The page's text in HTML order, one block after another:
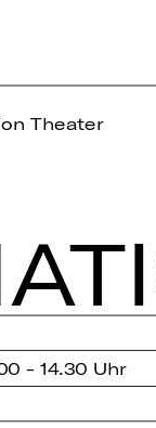
Theater
- 14.30 Uhr